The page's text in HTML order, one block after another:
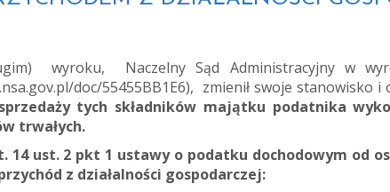
wyroku, Naczelny Sąd Administracyjny w
doc/55455BB1E6), zmienił swoje stanowisko i
tych składników majątku podatnika
trwałych.
14 ust. 2 pkt 1 ustawy o podatku dochodowym od
z działalności gospodarczej: